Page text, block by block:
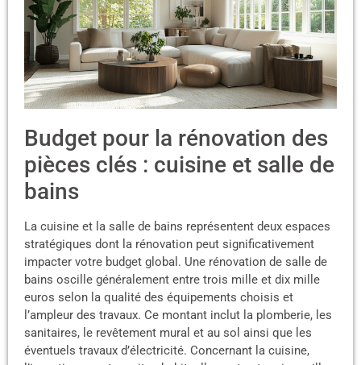
Budget pour la rénovation des
pièces clés : cuisine et salle de
bains
La cuisine et la salle de bains représentent deux espaces
stratégiques dont la rénovation peut significativement
impacter votre budget global. Une rénovation de salle de
bains oscille généralement entre trois mille et dix mille
euros selon la qualité des équipements choisis et
l’ampleur des travaux. Ce montant inclut la plomberie, les
sanitaires, le revêtement mural et au sol ainsi que les
éventuels travaux d’électricité. Concernant la cuisine,